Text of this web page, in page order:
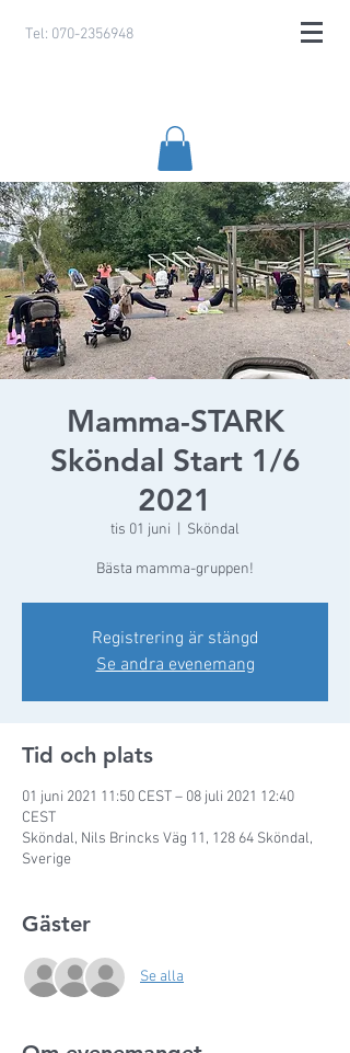
Tel: 070-2356948
Mamma-STARK
Sköndal Start 1/6
2021
tis 01 juni Sköndal
Bästa mamma-gruppen!
Registrering är stängd
Se andra evenemang
Tid och plats
01 juni 2021 11:50 CEST – 08 juli 2021 12:40
CEST
Sköndal, Nils Brincks Väg 11, 128 64 Sköndal,
Sverige
Gäster
Se alla